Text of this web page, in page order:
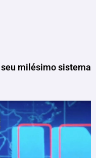
milésimo sistema